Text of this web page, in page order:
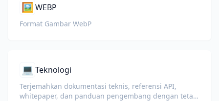
🖼️ WEBP
Format Gambar WebP
💻 Teknologi
Terjemahkan dokumentasi teknis, referensi API,
whitepaper, dan panduan pengembang dengan tetap